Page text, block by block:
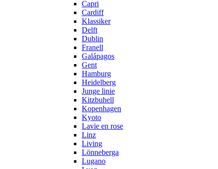
Capri
Cardiff
Klassiker
Delft
Dublin
Franell
Galápagos
Gent
Hamburg
Heidelberg
Junge linie
Kitzbuhell
Kopenhagen
Kyoto
Lavie en rose
Linz
Living
Lönneberga
Lugano